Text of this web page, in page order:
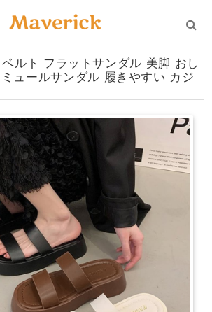
ルト フラットサンダル 美脚 おし
ュールサンダル 履きやすい カジ